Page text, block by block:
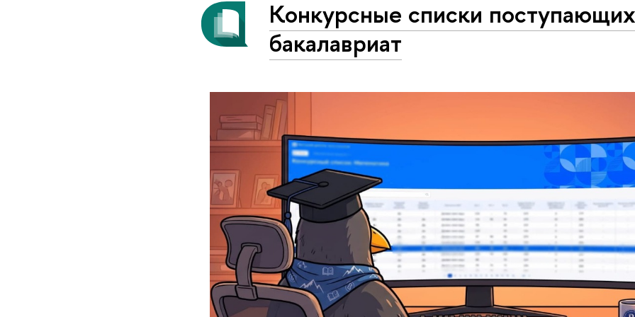
Конкурсные списки
бакалавриат